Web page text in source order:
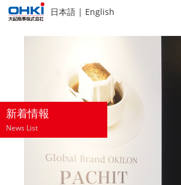
日本語 | English
新着情報
News List